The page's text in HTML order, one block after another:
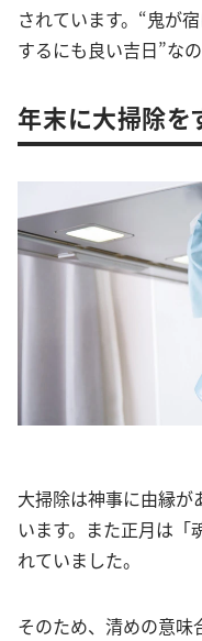
されています。“鬼が
するにも良い吉日”なの
年末に大掃除を
大掃除は神事に由縁が
います。また正月は「
れていました。
そのため、清めの意